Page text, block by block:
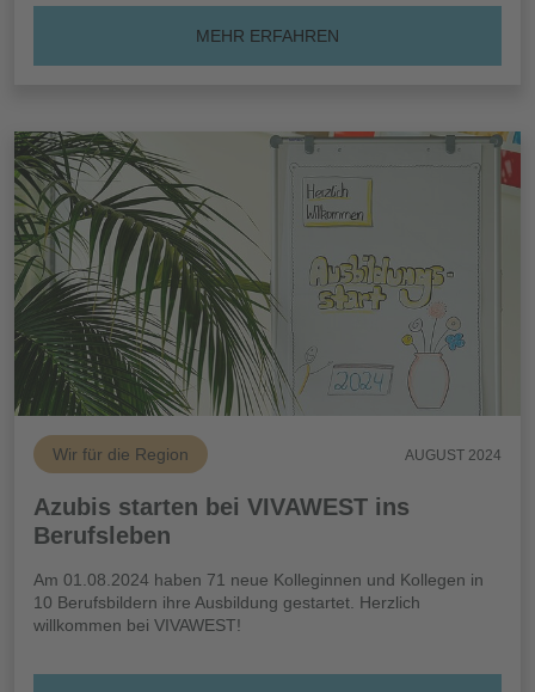
MEHR ERFAHREN
Wir für die Region AUGUST 2024
Azubis starten bei VIVAWEST ins
Berufsleben
Am 01.08.2024 haben 71 neue Kolleginnen und Kollegen in
10 Berufsbildern ihre Ausbildung gestartet. Herzlich
willkommen bei VIVAWEST!